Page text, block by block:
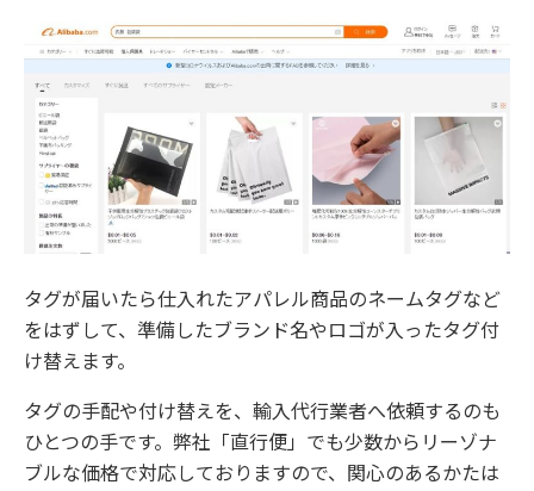
タグが届いたら仕入れたアパレル商品のネームタグなど
をはずして、準備したブランド名やロゴが入ったタグ付
け替えます。
タグの手配や付け替えを、輸入代行業者へ依頼するのも
ひとつの手です。弊社「直行便」でも少数からリーゾナ
ブルな価格で対応しておりますので、関心のあるかたは